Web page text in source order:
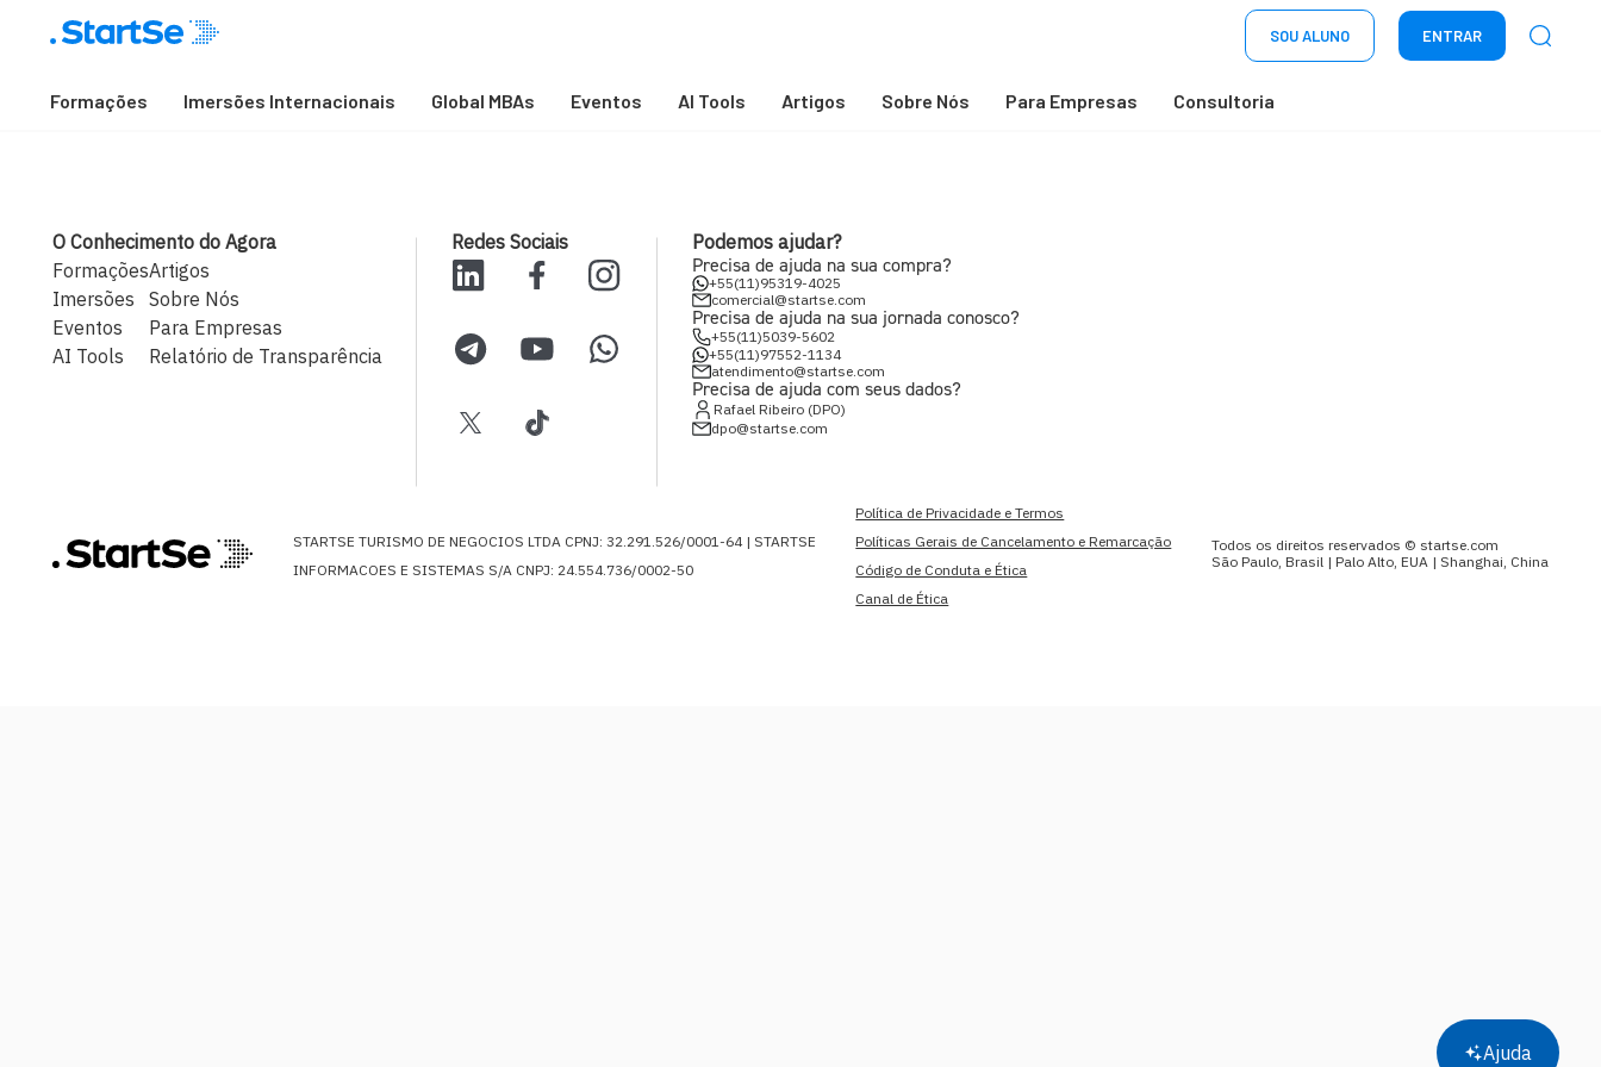
SOU ALUNO ENTRAR
Formações Imersões Internacionais Global MBAs Eventos AI Tools Artigos Sobre Nós Para Empresas Consultoria
Ajuda
O Conhecimento do Agora
Formações
Imersões
Eventos
AI Tools
Artigos
Sobre Nós
Para Empresas
Relatório de Transparência
Redes Sociais Podemos ajudar?
Precisa de ajuda na sua compra?
+55(11)95319-4025
comercial@startse.com
Precisa de ajuda na sua jornada conosco?
+55(11)5039-5602
+55(11)97552-1134
atendimento@startse.com
Precisa de ajuda com seus dados?
Rafael Ribeiro (DPO)
dpo@startse.com
STARTSE TURISMO DE NEGOCIOS LTDA CPNJ: 32.291.526/0001-64 | STARTSE
INFORMACOES E SISTEMAS S/A CNPJ: 24.554.736/0002-50
Política de Privacidade e Termos
Políticas Gerais de Cancelamento e Remarcação
Código de Conduta e Ética
Canal de Ética
Todos os direitos reservados © startse.com
São Paulo, Brasil | Palo Alto, EUA | Shanghai, China